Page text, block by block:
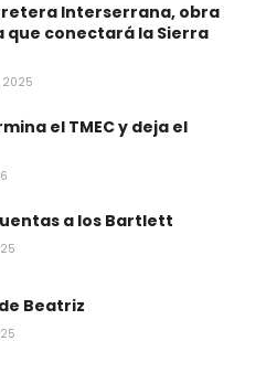
Interserrana, obra
que conectará la Sierra
2025
el TMEC y deja el
a los Bartlett
Beatriz